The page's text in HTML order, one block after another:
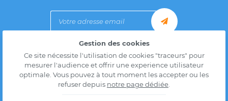
Mentions Légales
Conditions générales d'utilisation
Politique de confidentialité
Gestion des cookies
Gestion des cookies
Ce site nécessite l'utilisation de cookies "traceurs" pour
mesurer l'audience et offrir une experience utilisateur
optimale. Vous pouvez à tout moment les accepter ou les
refuser depuis notre page dédiée.